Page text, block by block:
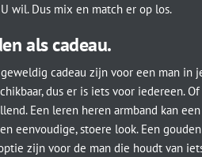
wil. Dus mix en match er op los.
als cadeau.
cadeau zijn voor een man in
dus er is iets voor iedereen.
Een leren heren armband kan
eenvoudige, stoere look. Een
zijn voor de man die houdt van